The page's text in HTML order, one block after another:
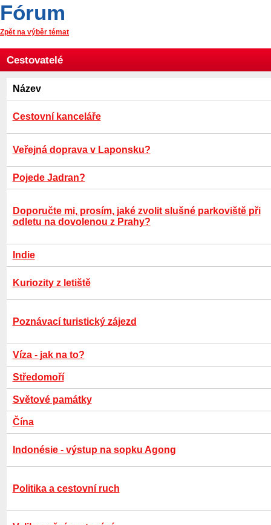
Fórum
Zpět na výběr témat
Cestovatelé
Název
Cestovní kanceláře
Veřejná doprava v Laponsku?
Pojede Jadran?
Doporučte mi, prosím, jaké zvolit slušné parkoviště při
odletu na dovolenou z Prahy?
Indie
Kuriozity z letiště
Poznávací turistický zájezd
Víza - jak na to?
Středomoří
Světové památky
Čína
Indonésie - výstup na sopku Agong
Politika a cestovní ruch